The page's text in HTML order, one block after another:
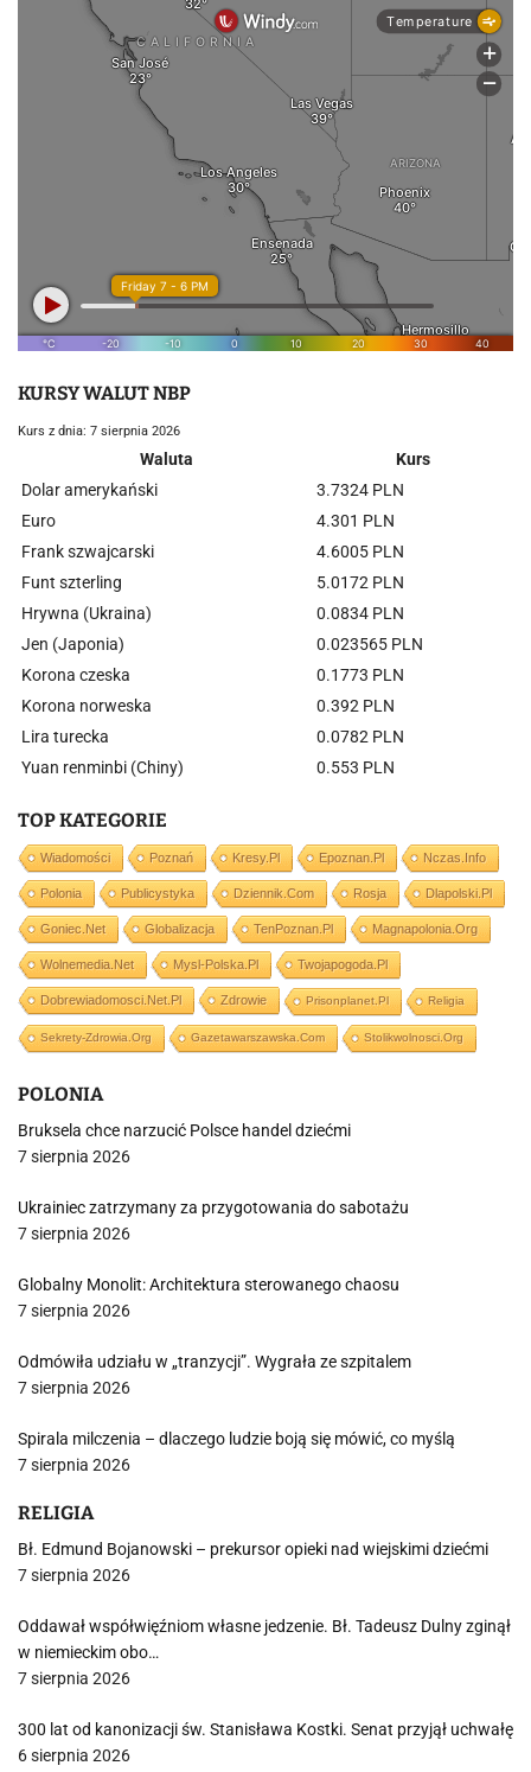
KURSY WALUT NBP
Kurs z dnia: 7 sierpnia 2026
Waluta
Kurs
Dolar amerykański
3.7324 PLN
Euro
4.301 PLN
Frank szwajcarski
4.6005 PLN
Funt szterling
5.0172 PLN
Hrywna (Ukraina)
0.0834 PLN
Jen (Japonia)
0.023565 PLN
Korona czeska
0.1773 PLN
Korona norweska
0.392 PLN
Lira turecka
0.0782 PLN
Yuan renminbi (Chiny)
0.553 PLN
TOP KATEGORIE
Wiadomości Poznań Kresy.pl Epoznan.pl Nczas.info
Polonia Publicystyka Dziennik.com Rosja Dlapolski.pl
Goniec.net Globalizacja TenPoznan.pl Magnapolonia.org
Wolnemedia.net Mysl-Polska.pl Twojapogoda.pl
Dobrewiadomosci.net.pl Zdrowie Prisonplanet.pl Religia
Sekrety-Zdrowia.org Gazetawarszawska.com Stolikwolnosci.org
POLONIA
Bruksela chce narzucić Polsce handel dziećmi
7 sierpnia 2026
Ukrainiec zatrzymany za przygotowania do sabotażu
7 sierpnia 2026
Globalny Monolit: Architektura sterowanego chaosu
7 sierpnia 2026
Odmówiła udziału w „tranzycji”. Wygrała ze szpitalem
7 sierpnia 2026
Spirala milczenia – dlaczego ludzie boją się mówić, co myślą
7 sierpnia 2026
RELIGIA
Bł. Edmund Bojanowski – prekursor opieki nad wiejskimi dziećmi
7 sierpnia 2026
Oddawał współwięźniom własne jedzenie. Bł. Tadeusz Dulny zginął
w niemieckim obo…
7 sierpnia 2026
300 lat od kanonizacji św. Stanisława Kostki. Senat przyjął uchwałę
6 sierpnia 2026